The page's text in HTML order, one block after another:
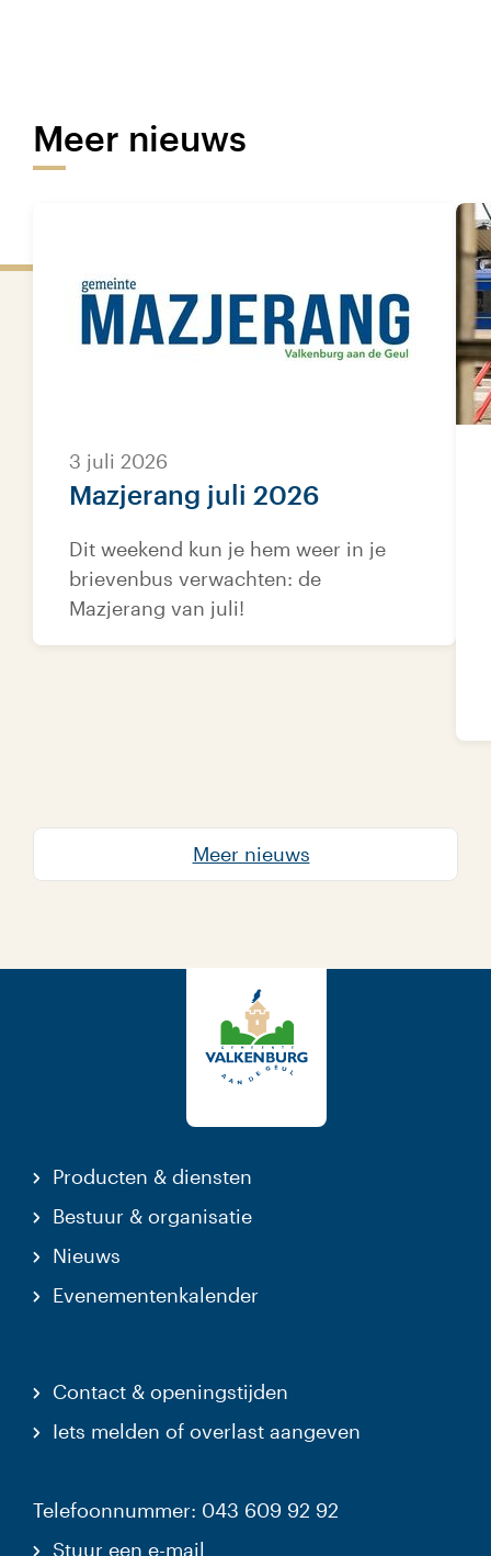
Meer nieuws
Mazjerang juli 2026
3 juli 2026
Dit weekend kun je hem weer in je
brievenbus verwachten: de
Mazjerang van juli!
Meer nieuws
Producten & diensten
Bestuur & organisatie
Nieuws
Evenementenkalender
Contact & openingstijden
Iets melden of overlast aangeven
Telefoonnummer: 043 609 92 92
Stuur een e-mail